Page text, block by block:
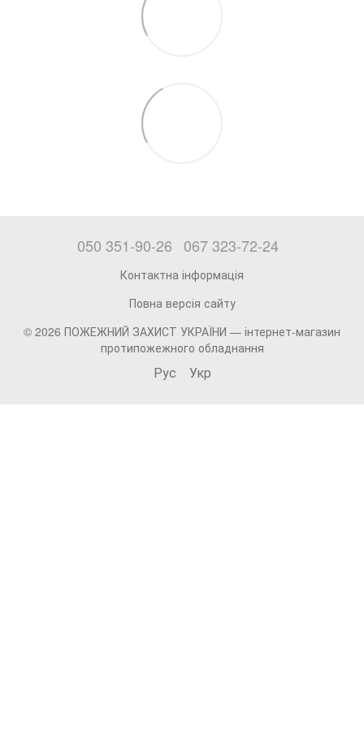
050 351-90-26 067 323-72-24
Контактна інформація
Повна версія сайту
© 2026 ПОЖЕЖНИЙ ЗАХИСТ УКРАЇНИ — інтернет-магазин
протипожежного обладнання
Рус Укр